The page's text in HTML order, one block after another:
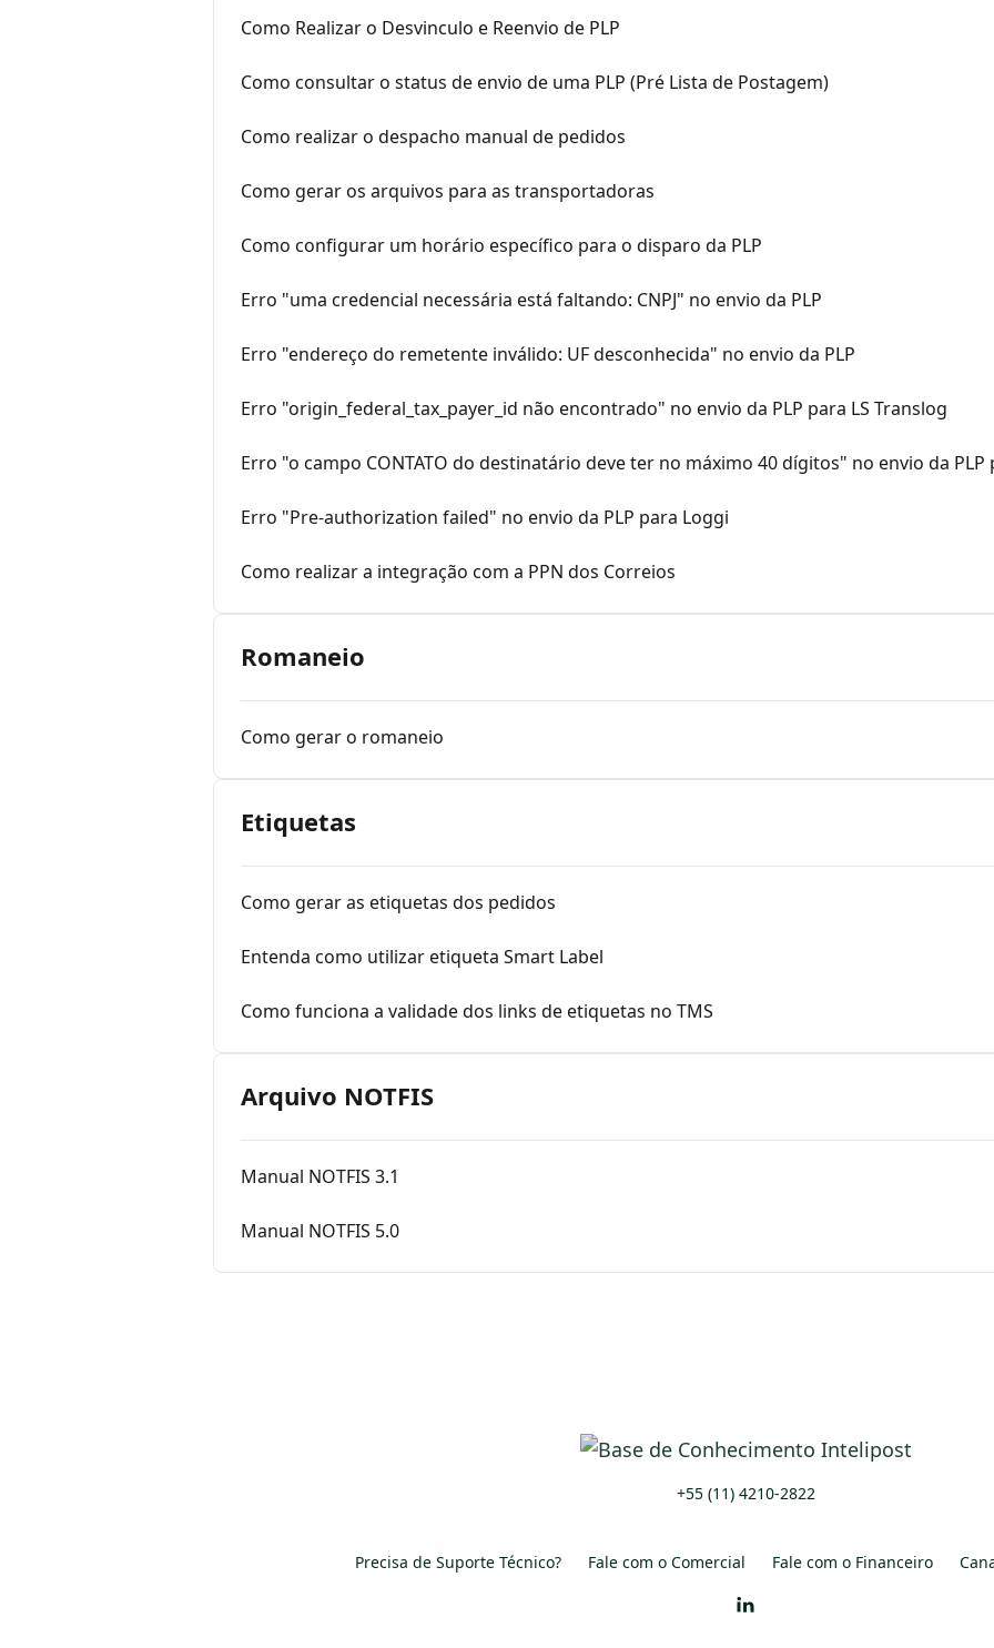
Como Realizar o Desvinculo e Reenvio de PLP
Como consultar o status de envio de uma PLP (Pré Lista de Postagem)
Como realizar o despacho manual de pedidos
Como gerar os arquivos para as transportadoras
Como configurar um horário específico para o disparo da PLP
Erro "uma credencial necessária está faltando: CNPJ" no envio da PLP
Erro "endereço do remetente inválido: UF desconhecida" no envio da PLP
Erro "origin_federal_tax_payer_id não encontrado" no envio da PLP para LS Translog
Erro "o campo CONTATO do destinatário deve ter no máximo 40 dígitos" no envio da PLP
Erro "Pre-authorization failed" no envio da PLP para Loggi
Como realizar a integração com a PPN dos Correios
Romaneio
Como gerar o romaneio
Etiquetas
Como gerar as etiquetas dos pedidos
Entenda como utilizar etiqueta Smart Label
Como funciona a validade dos links de etiquetas no TMS
Arquivo NOTFIS
Manual NOTFIS 3.1
Manual NOTFIS 5.0
+55 (11) 4210-2822
Precisa de Suporte Técnico? Fale com o Comercial Fale com o Financeiro